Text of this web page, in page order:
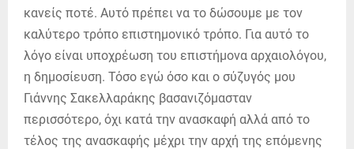
κανείς ποτέ. Αυτό πρέπει να το δώσουμε με τον
καλύτερο τρόπο επιστημονικό τρόπο. Για αυτό το
λόγο είναι υποχρέωση του επιστήμονα αρχαιολόγου,
η δημοσίευση. Τόσο εγώ όσο και ο σύζυγός μου
Γιάννης Σακελλαράκης βασανιζόμασταν
περισσότερο, όχι κατά την ανασκαφή αλλά από το
τέλος της ανασκαφής μέχρι την αρχή της επόμενης